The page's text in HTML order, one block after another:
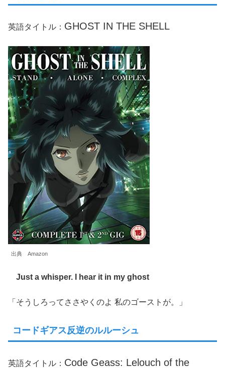
英語タイトル： GHOST IN THE SHELL
出典 Amazon
Just a whisper. I hear it in my ghost
「そうしろってささやくのよ 私のゴーストが。」
コードギアス反逆のルルーシュ
英語タイトル： Code Geass: Lelouch of the